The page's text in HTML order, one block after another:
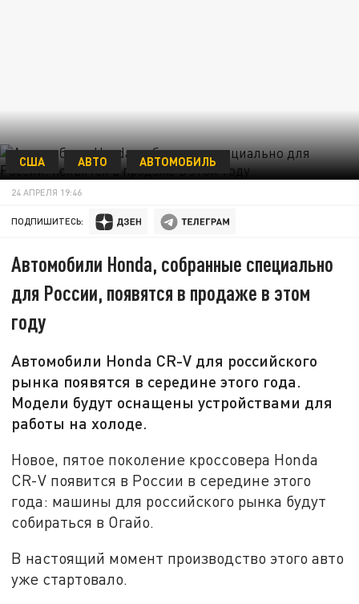
США АВТО АВТОМОБИЛЬ
24 АПРЕЛЯ 19:46
ПОДПИШИТЕСЬ:
Автомобили Honda, собранные специально
для России, появятся в продаже в этом
году
Автомобили Honda CR-V для российского
рынка появятся в середине этого года.
Модели будут оснащены устройствами для
работы на холоде.
Новое, пятое поколение кроссовера Honda
CR-V появится в России в середине этого
года: машины для российского рынка будут
собираться в Огайо.
В настоящий момент производство этого авто
уже стартовало.